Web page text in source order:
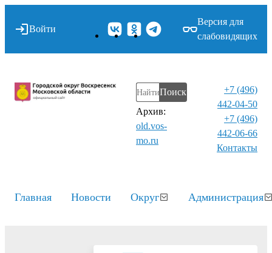
Войти
Версия для
слабовидящих
Поиск
Архив:
old.vos-
mo.ru
+7 (496)
442-04-50
+7 (496)
442-06-66
Контакты⁠
Главная Новости Округ Администрация